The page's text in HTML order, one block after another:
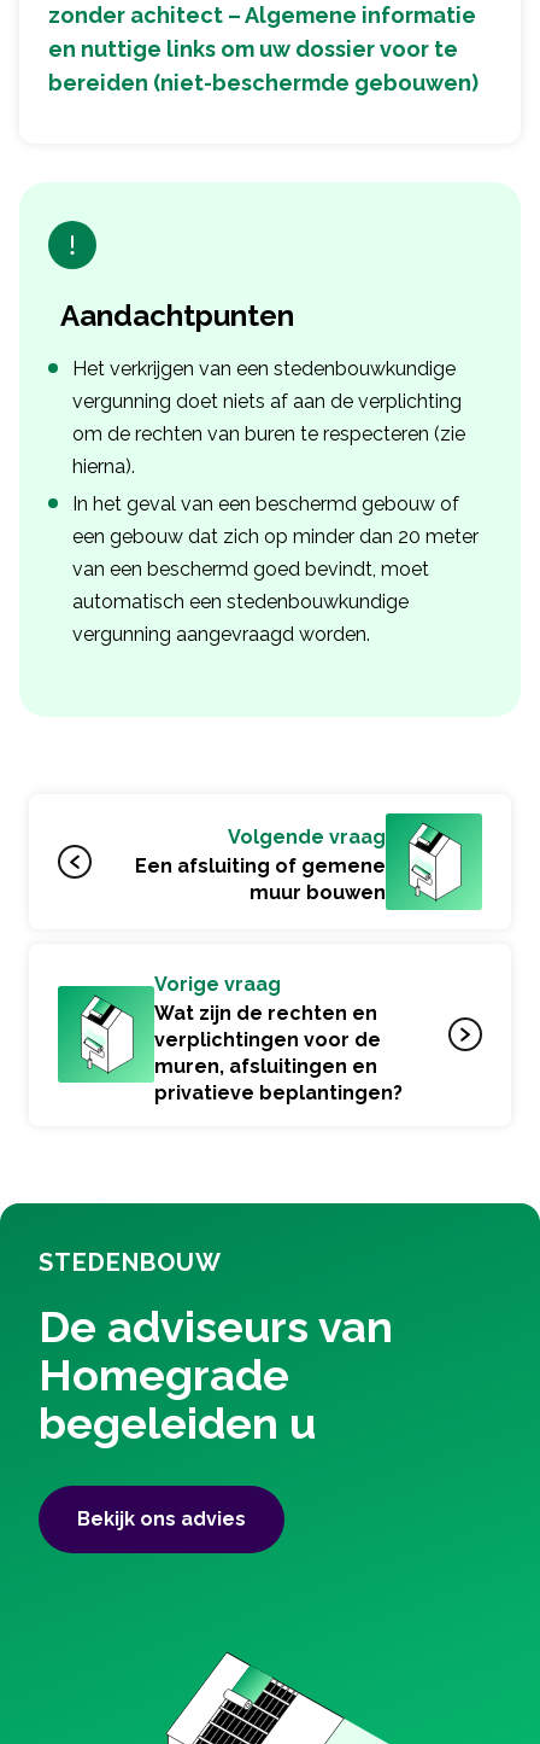
zonder achitect – Algemene informatie
en nuttige links om uw dossier voor te
bereiden (niet-beschermde gebouwen)
Aandachtpunten
Het verkrijgen van een stedenbouwkundige
vergunning doet niets af aan de verplichting
om de rechten van buren te respecteren (zie
hierna).
In het geval van een beschermd gebouw of
een gebouw dat zich op minder dan 20 meter
van een beschermd goed bevindt, moet
automatisch een stedenbouwkundige
vergunning aangevraagd worden.
Volgende vraag
Een afsluiting of gemene
muur bouwen
Vorige vraag
Wat zijn de rechten en
verplichtingen voor de
muren, afsluitingen en
privatieve beplantingen?
STEDENBOUW
De adviseurs van
Homegrade
begeleiden u
Bekijk ons ​​advies